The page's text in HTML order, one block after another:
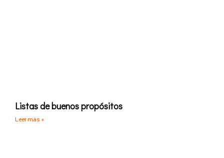
Listas de buenos propósitos
Leer más »